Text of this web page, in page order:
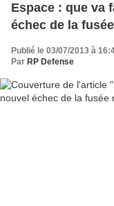
Espace : que va
échec de la
Publié le 03/07/2013 à
Par RP Defense